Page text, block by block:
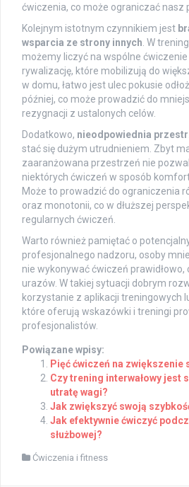
ćwiczenia, co może ograniczać nasz
Kolejnym istotnym czynnikiem jest
wsparcia ze strony innych . W
możemy liczyć na wspólne
rywalizację, które mobilizują do
w domu, łatwo jest ulec pokusie
później, co może prowadzić do
rezygnacji z ustalonych celów.
Dodatkowo, nieodpowiednia
stać się dużym utrudnieniem. Zbyt
zaaranżowana przestrzeń nie
niektórych ćwiczeń w sposób
Może to prowadzić do ograniczenia
oraz monotonii, co w dłuższej
regularnych ćwiczeń.
Warto również pamiętać o
profesjonalnego nadzoru, osoby
nie wykonywać ćwiczeń prawidłowo,
urazów. W takiej sytuacji dobrym
korzystanie z aplikacji treningowych
które oferują wskazówki i treningi
profesjonalistów.
Powiązane wpisy:
Pięć ćwiczeń na zwiększenie
Czy trening interwałowy jest
utratę wagi?
Jak zwiększyć swoją
Jak efektywnie ćwiczyć
służbowej?
Ćwiczenia i fitness